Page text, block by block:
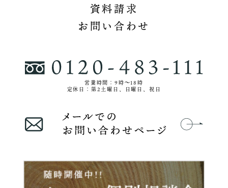
資料請求
お問い合わせ
営業時間：9時〜18時
定休日：第2土曜日、日曜日、祝日